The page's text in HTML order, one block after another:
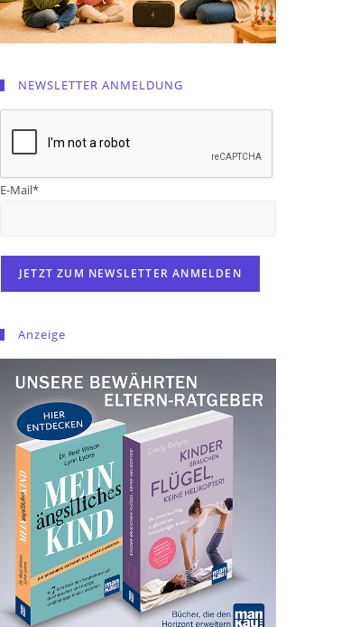
NEWSLETTER ANMELDUNG
E-Mail*
Anzeige